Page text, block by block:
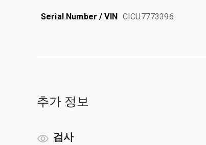
Serial Number / VIN CICU7773396
추가 정보
검사